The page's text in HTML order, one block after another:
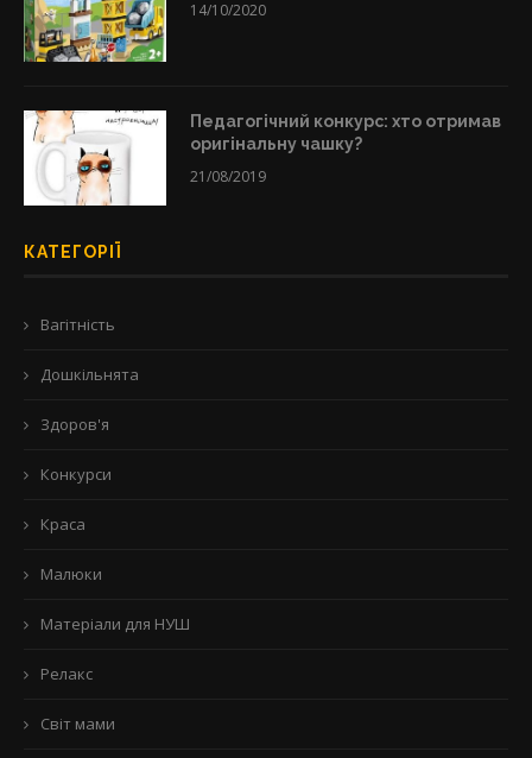
14/10/2020
Педагогічний конкурс: хто отримав
оригінальну чашку?
21/08/2019
КАТЕГОРІЇ
Вагітність
Дошкільнята
Здоров'я
Конкурси
Краса
Малюки
Матеріали для НУШ
Релакс
Світ мами